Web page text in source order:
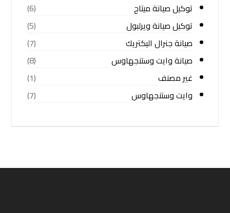
توكيل صيانة ميتاج
(6)
توكيل صيانة ويرلبول
(5)
صيانة جنرال اليكتريك
(7)
صيانة وايت وستنجهاوس
(8)
غير مصنف
(1)
وايت وستنجهاوس
(7)